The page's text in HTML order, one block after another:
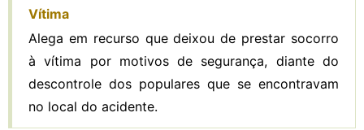
Vítima
Alega em recurso que deixou de prestar socorro
à vítima por motivos de segurança, diante do
descontrole dos populares que se encontravam
no local do acidente.